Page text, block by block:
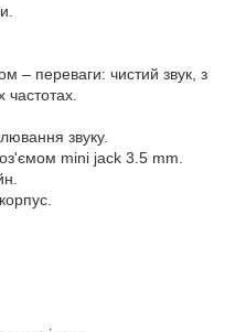
– переваги: ​​чистий звук, з
звуку.
mini jack 3.5 mm.